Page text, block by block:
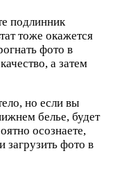
подлинник
тоже окажется
фото в
а затем
но если вы
белье, будет
осознаете,
загрузить фото в